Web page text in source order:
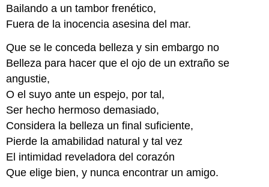
Bailando a un tambor frenético,
Fuera de la inocencia asesina del mar.
Que se le conceda belleza y sin embargo no
Belleza para hacer que el ojo de un extraño se
angustie,
O el suyo ante un espejo, por tal,
Ser hecho hermoso demasiado,
Considera la belleza un final suficiente,
Pierde la amabilidad natural y tal vez
El intimidad reveladora del corazón
Que elige bien, y nunca encontrar un amigo.